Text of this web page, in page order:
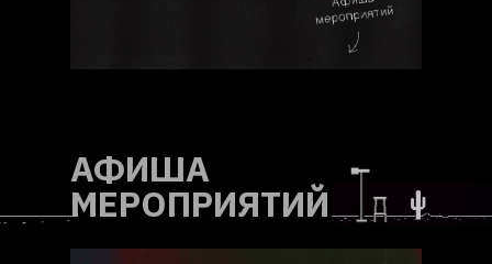
АФИША
МЕРОПРИЯТИЙ